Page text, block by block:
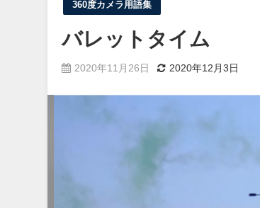
360度カメラ用語集
バレットタイム
2020年11月26日 2020年12月3日